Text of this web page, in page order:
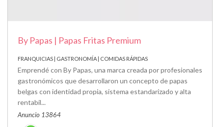
By Papas | Papas Fritas Premium
FRANQUICIAS | GASTRONOMÍA | COMIDAS RÁPIDAS
Emprendé con By Papas, una marca creada por profesionales
gastronómicos que desarrollaron un concepto de papas
belgas con identidad propia, sistema estandarizado y alta
rentabil...
Anuncio 13864